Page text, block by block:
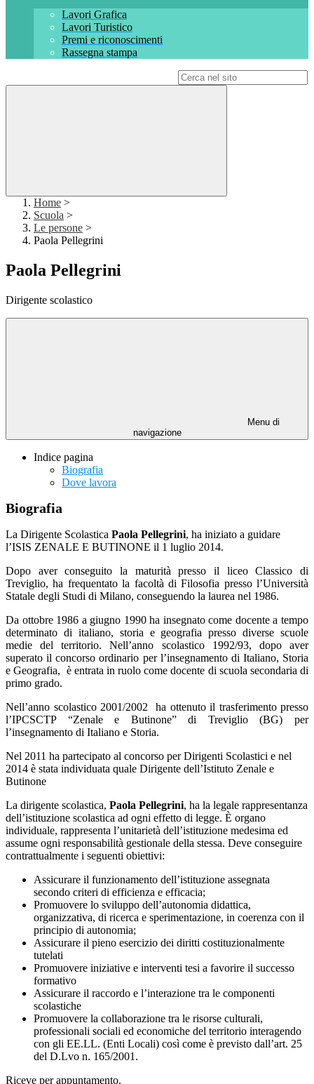
Lavori Grafica
Lavori Turistico
Premi e riconoscimenti
Rassegna stampa
Home >
Scuola >
Le persone >
Paola Pellegrini
Paola Pellegrini
Dirigente scolastico
Menu di
navigazione
Indice pagina
Biografia
Dove lavora
Biografia
La Dirigente Scolastica Paola Pellegrini, ha iniziato a guidare
l’ISIS ZENALE E BUTINONE il 1 luglio 2014.
Dopo aver conseguito la maturità presso il liceo Classico di
Treviglio, ha frequentato la facoltà di Filosofia presso l’Università
Statale degli Studi di Milano, conseguendo la laurea nel 1986.
Da ottobre 1986 a giugno 1990 ha insegnato come docente a tempo
determinato di italiano, storia e geografia presso diverse scuole
medie del territorio. Nell’anno scolastico 1992/93, dopo aver
superato il concorso ordinario per l’insegnamento di Italiano, Storia
e Geografia, è entrata in ruolo come docente di scuola secondaria di
primo grado.
Nell’anno scolastico 2001/2002
ha ottenuto il trasferimento presso
l’IPCSCTP “Zenale e Butinone” di Treviglio (BG) per
l’insegnamento di Italiano e Storia.
Nel 2011 ha partecipato al concorso per Dirigenti Scolastici e nel
2014 è stata individuata quale Dirigente dell’Istituto Zenale e
Butinone
La dirigente scolastica, Paola Pellegrini, ha la legale rappresentanza
dell’istituzione scolastica ad ogni effetto di legge. È organo
individuale, rappresenta l’unitarietà dell’istituzione medesima ed
assume ogni responsabilità gestionale della stessa. Deve conseguire
contrattualmente i seguenti obiettivi:
Assicurare il funzionamento dell’istituzione assegnata
secondo criteri di efficienza e efficacia;
Promuovere lo sviluppo dell’autonomia didattica,
organizzativa, di ricerca e sperimentazione, in coerenza con il
principio di autonomia;
Assicurare il pieno esercizio dei diritti costituzionalmente
tutelati
Promuovere iniziative e interventi tesi a favorire il successo
formativo
Assicurare il raccordo e l’interazione tra le componenti
scolastiche
Promuovere la collaborazione tra le risorse culturali,
professionali sociali ed economiche del territorio interagendo
con gli EE.LL. (Enti Locali) così come è previsto dall’art. 25
del D.Lvo n. 165/2001.
Riceve per appuntamento.